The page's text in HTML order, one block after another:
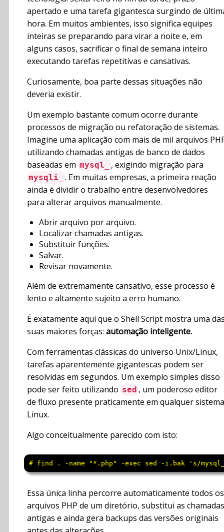
apertado e uma tarefa gigantesca surgindo de
hora. Em muitos ambientes, isso significa equipes
inteiras se preparando para virar a noite e, em
alguns casos, sacrificar o final de semana inteiro
executando tarefas repetitivas e cansativas.
Curiosamente, boa parte dessas situações não
deveria existir.
Um exemplo bastante comum ocorre durante
processos de migração ou refatoração de sistemas.
Imagine uma aplicação com mais de mil arquivos
utilizando chamadas antigas de banco de dados
baseadas em mysql_ , exigindo migração para
mysqli_
. Em muitas empresas, a primeira reação
ainda é dividir o trabalho entre desenvolvedores
para alterar arquivos manualmente.
Abrir arquivo por arquivo.
Localizar chamadas antigas.
Substituir funções.
Salvar.
Revisar novamente.
Além de extremamente cansativo, esse processo é
lento e altamente sujeito a erro humano.
É exatamente aqui que o Shell Script mostra uma
suas maiores forças: automação inteligente.
Com ferramentas clássicas do universo Unix/Linux,
tarefas aparentemente gigantescas podem ser
resolvidas em segundos. Um exemplo simples disso
pode ser feito utilizando sed , um poderoso editor
de fluxo presente praticamente em qualquer sistema
Linux.
Algo conceitualmente parecido com isto:
# find . -name "*.php" -exec sed -i.bak 's/
Essa única linha percorre automaticamente todos os
arquivos PHP de um diretório, substitui as chamadas
antigas e ainda gera backups das versões originais